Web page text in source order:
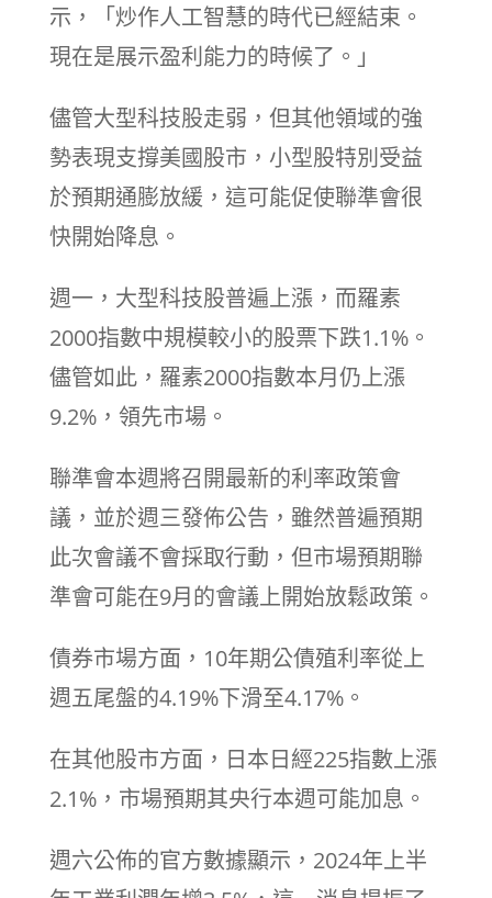
示，「炒作人工智慧的時代已經結束。
現在是展示盈利能力的時候了。」
儘管大型科技股走弱，但其他領域的強
勢表現支撐美國股市，小型股特別受益
於預期通膨放緩，這可能促使聯準會很
快開始降息。
週一，大型科技股普遍上漲，而羅素
2000指數中規模較小的股票下跌1.1%。
儘管如此，羅素2000指數本月仍上漲
9.2%，領先市場。
聯準會本週將召開最新的利率政策會
議，並於週三發佈公告，雖然普遍預期
此次會議不會採取行動，但市場預期聯
準會可能在9月的會議上開始放鬆政策。
債券市場方面，10年期公債殖利率從上
週五尾盤的4.19%下滑至4.17%。
在其他股市方面，日本日經225指數上漲
2.1%，市場預期其央行本週可能加息。
週六公佈的官方數據顯示，2024年上半